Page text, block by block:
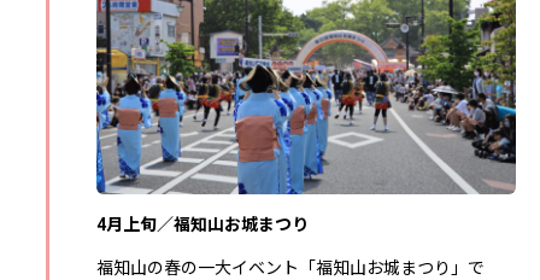
4月上旬／福知山お城まつり
福知山の春の一大イベント「福知山お城まつり」で